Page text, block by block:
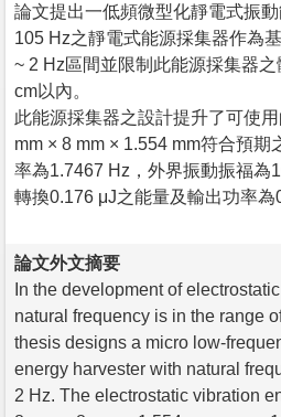
論文提出一低頻微型化靜電式振
105 Hz之靜電式能源採集器作為
~ 2 Hz區間並限制此能源採集器
cm以內。
此能源採集器之設計提升了可使
mm × 8 mm × 1.554 mm符合預
率為1.7467 Hz，外界振動振福為
轉換0.176 μJ之能量及輸出功率為
論文外文摘要
In the development of
natural frequency is in the range
thesis designs a micro low-
energy harvester with natural
2 Hz. The electrostatic vibration